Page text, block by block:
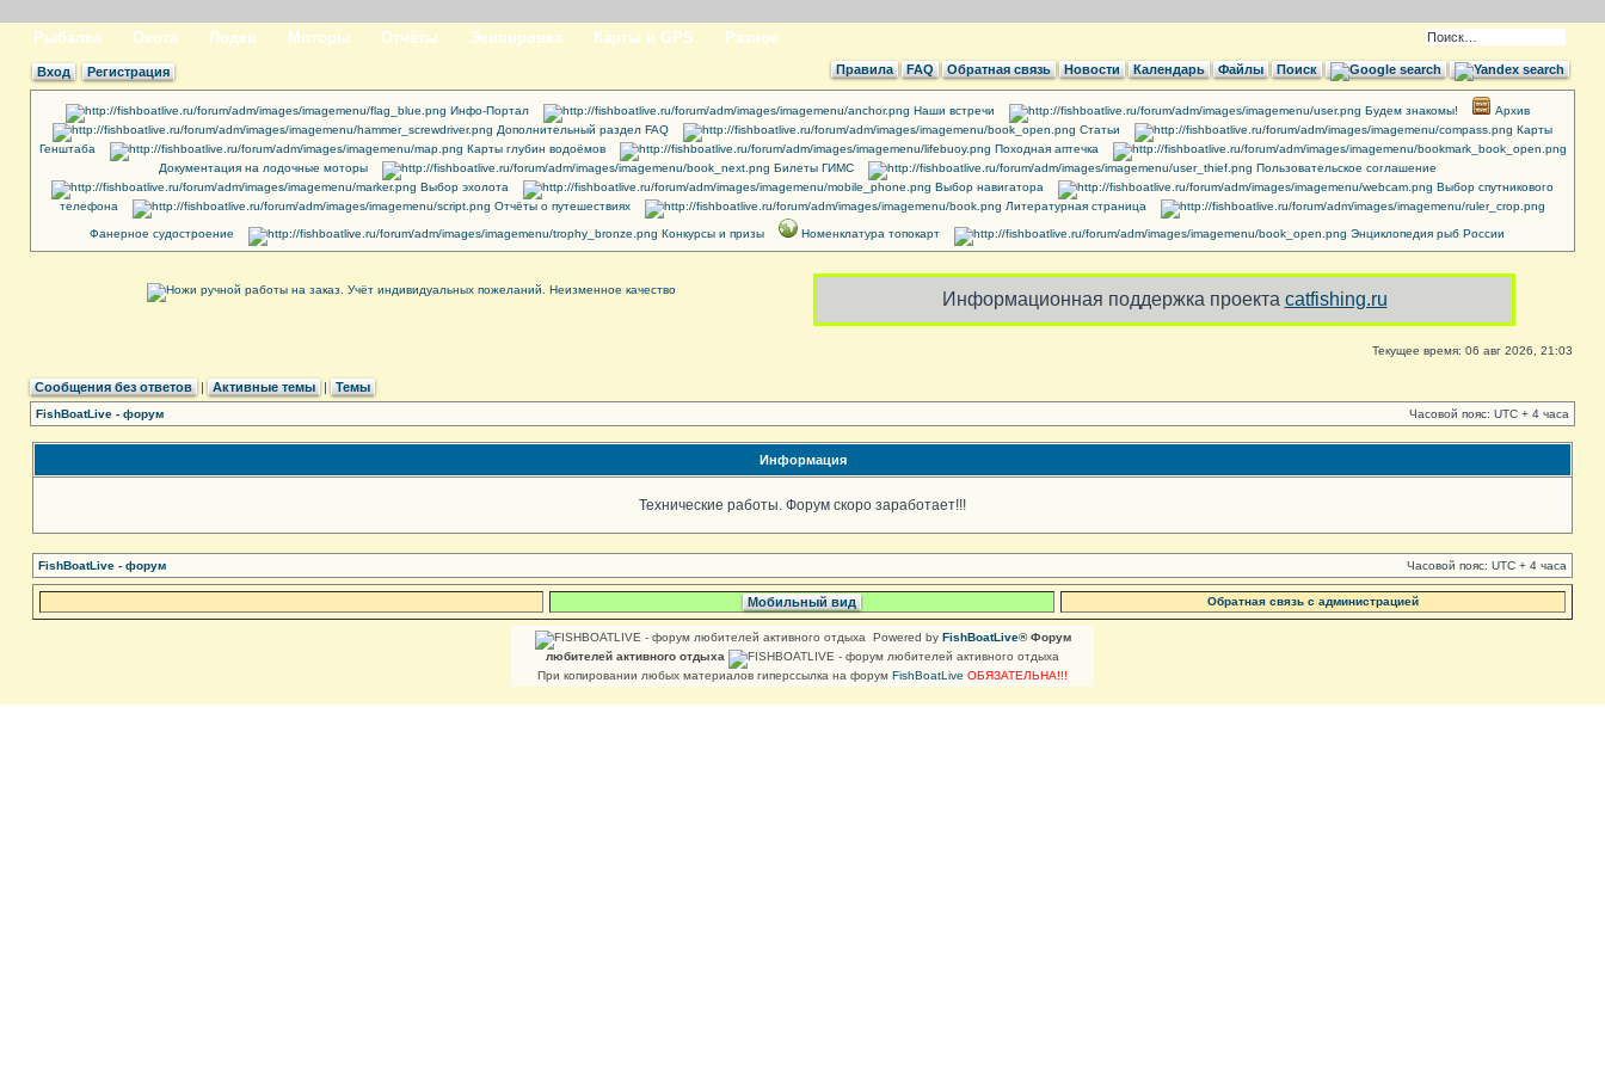
Рыбалка Охота Лодки Моторы Отчёты Экипировка Карты и GPS Разное
Вход Регистрация Правила FAQ Обратная связь Новости Календарь Файлы Поиск
Инфо-Портал Наши встречи Будем знакомы!
Архив
Дополнительный раздел FAQ
Cтатьи
Карты
Генштаба
Карты глубин водоёмов
Походная аптечка
Документация на лодочные моторы
Билеты ГИМС
Пользовательское соглашение
Выбор эхолота
Выбор навигатора
Выбор спутникового
телефона
Отчёты о путешествиях Литературная страница
Фанерное судостроение Конкурсы и призы Номенклатура топокарт Энциклопедия рыб России
Информационная поддержка проекта catfishing.ru
Текущее время: 06 авг 2026, 21:03
Сообщения без ответов | Активные темы | Темы
FishBoatLive - форум Часовой пояс: UTC + 4 часа
Информация
Технические работы. Форум скоро заработает!!!
FishBoatLive - форум Часовой пояс: UTC + 4 часа
Мобильный вид Обратная связь с администрацией
Powered by FishBoatLive® Форум
любителей активного отдыха
При копировании любых материалов гиперссылка на форум FishBoatLive ОБЯЗАТЕЛЬНА!!!